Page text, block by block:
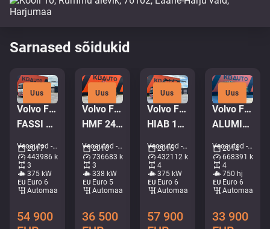
Sarnased sõidukid
Uus
Volvo FH 500 6x2
FASSI F195A.2.25 / PLATFORM L=6510 mm
Veoautod - Kraanaga madel • M705-0206
2017
443986 km
3
375 kW
Euro 6
Automaat
54 900
Uus
Volvo FM 450 6x2*4
HMF 2420 K5 / PALIFT L=4750 mm
Veoautod - Kraanaga konkslift • M062-7905
2010
736683 km
3
338 kW
Euro 5
Automaat
36 500
Uus
Volvo FM 500 8x4*4
HIAB 144E-5 / BOX L=5992 mm
Veoautod - Kraanaga kallur • M571-8434
2016
432112 km
4
375 kW
Euro 6
Automaat
57 900
Uus
Volvo FH16 750 8x4*4
ALUMINIUM TIPPER BODY / EURO5
Veoautod - Kallur • M966-2659
2014
668391 km
4
750 hj
Euro 6
Automaat
33 900